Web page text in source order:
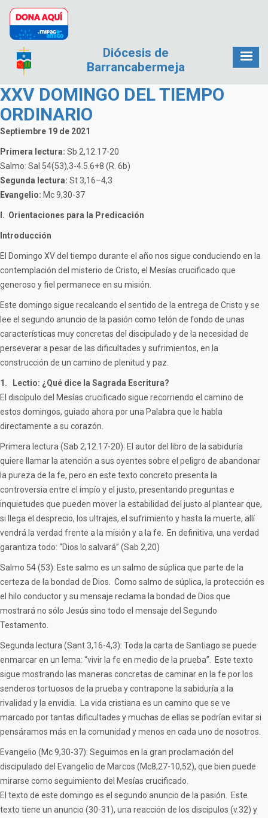
Pasar al contenido principal
Diócesis de
Barrancabermeja
XXV DOMINGO DEL TIEMPO
ORDINARIO
Septiembre 19 de 2021
Primera lectura: Sb 2,12.17-20
Salmo: Sal 54(53),3-4.5.6+8 (R. 6b)
Segunda lectura: St 3,16–4,3
Evangelio: Mc 9,30-37
I. Orientaciones para la Predicación
Introducción
El Domingo XV del tiempo durante el año nos sigue conduciendo en la
contemplación del misterio de Cristo, el Mesías crucificado que
generoso y fiel permanece en su misión.
Este domingo sigue recalcando el sentido de la entrega de Cristo y se
lee el segundo anuncio de la pasión como telón de fondo de unas
características muy concretas del discipulado y de la necesidad de
perseverar a pesar de las dificultades y sufrimientos, en la
construcción de un camino de plenitud y paz.
1. Lectio: ¿Qué dice la Sagrada Escritura?
El discípulo del Mesías crucificado sigue recorriendo el camino de
estos domingos, guiado ahora por una Palabra que le habla
directamente a su corazón.
Primera lectura (Sab 2,12.17-20): El autor del libro de la sabiduría
quiere llamar la atención a sus oyentes sobre el peligro de abandonar
la pureza de la fe, pero en este texto concreto presenta la
controversia entre el impío y el justo, presentando preguntas e
inquietudes que pueden mover la estabilidad del justo al plantear que,
si llega el desprecio, los ultrajes, el sufrimiento y hasta la muerte, allí
vendrá la verdad frente a la misión y a la fe. En definitiva, una verdad
garantiza todo: “Dios lo salvará” (Sab 2,20)
Salmo 54 (53): Este salmo es un salmo de súplica que parte de la
certeza de la bondad de Dios. Como salmo de súplica, la protección es
el hilo conductor y su mensaje reclama la bondad de Dios que
mostrará no sólo Jesús sino todo el mensaje del Segundo
Testamento.
Segunda lectura (Sant 3,16-4,3): Toda la carta de Santiago se puede
enmarcar en un lema: “vivir la fe en medio de la prueba”. Este texto
sigue mostrando las maneras concretas de caminar en la fe por los
senderos tortuosos de la prueba y contrapone la sabiduría a la
rivalidad y la envidia. La vida cristiana es un camino que se ve
marcado por tantas dificultades y muchas de ellas se podrían evitar si
pensáramos más en la comunidad y menos en cada uno de nosotros.
Evangelio (Mc 9,30-37): Seguimos en la gran proclamación del
discipulado del Evangelio de Marcos (Mc8,27-10,52), que bien puede
mirarse como seguimiento del Mesías crucificado.
El texto de este domingo es el segundo anuncio de la pasión. Este
texto tiene un anuncio (30-31), una reacción de los discípulos (v.32) y